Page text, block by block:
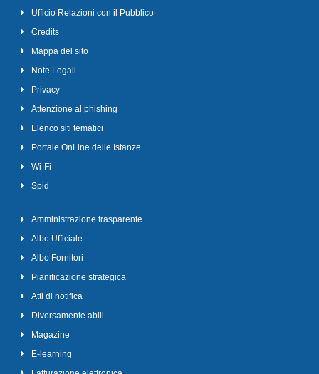
Ufficio Relazioni con il Pubblico
Credits
Mappa del sito
Note Legali
Privacy
Attenzione al phishing
Elenco siti tematici
Portale OnLine delle Istanze
Wi-Fi
Spid
Amministrazione trasparente
Albo Ufficiale
Albo Fornitori
Pianificazione strategica
Atti di notifica
Diversamente abili
Magazine
E-learning